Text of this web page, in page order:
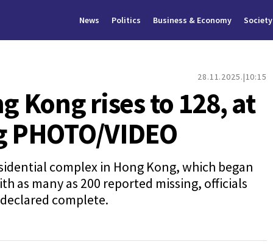
News Politics Business & Economy Society
28.11.2025. 10:15
Kong rises to 128, at
VIDEO
complex in Hong Kong, which began
as many as 200 reported missing, officials
complete.